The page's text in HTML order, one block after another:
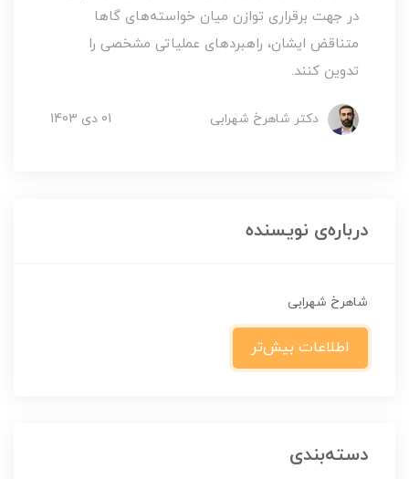
در جهت برقراری توازن میان خواسته‌های گاها
متناقض ایشان، راهبردهای عملیاتی مشخصی را
تدوین کنند.
دکتر شاهرخ شهرابی 01 دی 1403
درباره‌ی نویسنده
شاهرخ شهرابی
اطلاعات بیش‌تر
دسته‌بندی